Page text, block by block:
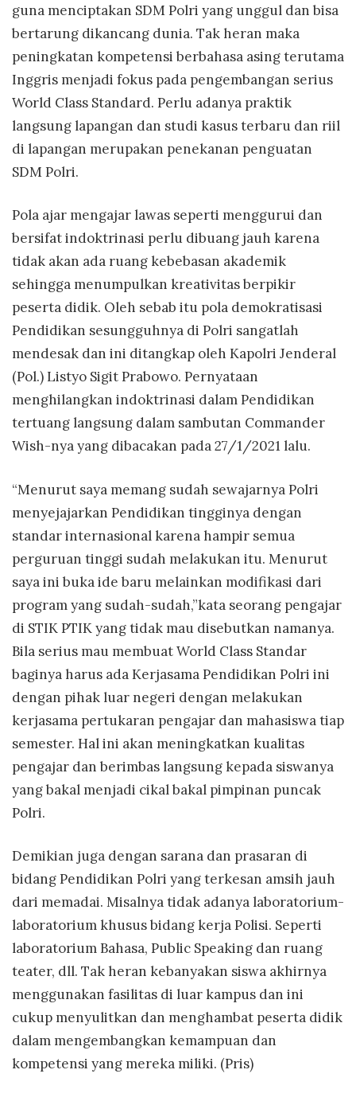
guna menciptakan SDM Polri yang unggul dan bisa
bertarung dikancang dunia. Tak heran maka
peningkatan kompetensi berbahasa asing terutama
Inggris menjadi fokus pada pengembangan serius
World Class Standard. Perlu adanya praktik
langsung lapangan dan studi kasus terbaru dan riil
di lapangan merupakan penekanan penguatan
SDM Polri.
Pola ajar mengajar lawas seperti menggurui dan
bersifat indoktrinasi perlu dibuang jauh karena
tidak akan ada ruang kebebasan akademik
sehingga menumpulkan kreativitas berpikir
peserta didik. Oleh sebab itu pola demokratisasi
Pendidikan sesungguhnya di Polri sangatlah
mendesak dan ini ditangkap oleh Kapolri Jenderal
(Pol.) Listyo Sigit Prabowo. Pernyataan
menghilangkan indoktrinasi dalam Pendidikan
tertuang langsung dalam sambutan Commander
Wish-nya yang dibacakan pada 27/1/2021 lalu.
“Menurut saya memang sudah sewajarnya Polri
menyejajarkan Pendidikan tingginya dengan
standar internasional karena hampir semua
perguruan tinggi sudah melakukan itu. Menurut
saya ini buka ide baru melainkan modifikasi dari
program yang sudah-sudah,”kata seorang pengajar
di STIK PTIK yang tidak mau disebutkan namanya.
Bila serius mau membuat World Class Standar
baginya harus ada Kerjasama Pendidikan Polri ini
dengan pihak luar negeri dengan melakukan
kerjasama pertukaran pengajar dan mahasiswa tiap
semester. Hal ini akan meningkatkan kualitas
pengajar dan berimbas langsung kepada siswanya
yang bakal menjadi cikal bakal pimpinan puncak
Polri.
Demikian juga dengan sarana dan prasaran di
bidang Pendidikan Polri yang terkesan amsih jauh
dari memadai. Misalnya tidak adanya laboratorium-
laboratorium khusus bidang kerja Polisi. Seperti
laboratorium Bahasa, Public Speaking dan ruang
teater, dll. Tak heran kebanyakan siswa akhirnya
menggunakan fasilitas di luar kampus dan ini
cukup menyulitkan dan menghambat peserta didik
dalam mengembangkan kemampuan dan
kompetensi yang mereka miliki. (Pris)